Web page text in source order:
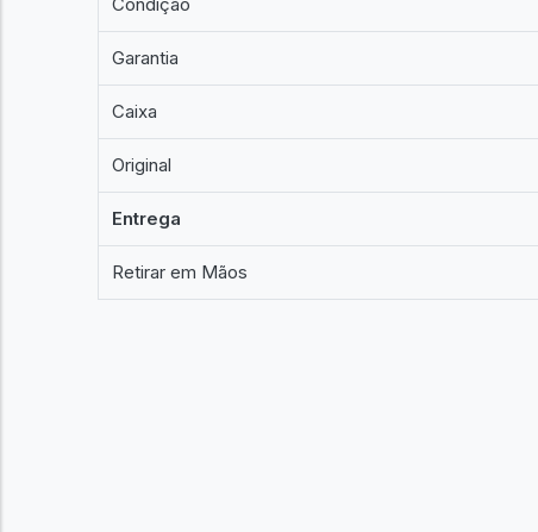
Garantia
Caixa
Original
Entrega
Retirar em Mãos